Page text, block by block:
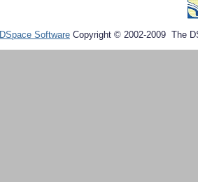
DSpace Software Copyright © 2002-2009 The